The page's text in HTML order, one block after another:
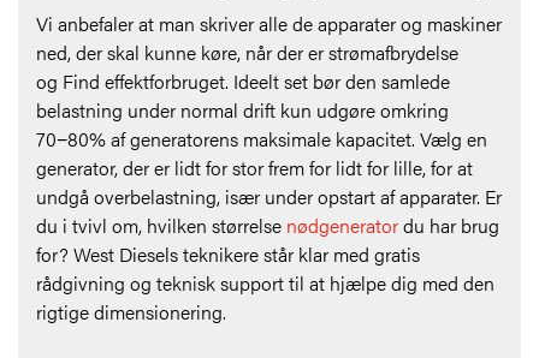
Vi anbefaler at man skriver alle de apparater og maskiner
ned, der skal kunne køre, når der er strømafbrydelse
og Find effektforbruget. Ideelt set bør den samlede
belastning under normal drift kun udgøre omkring
70−80% af generatorens maksimale kapacitet. Vælg en
generator, der er lidt for stor frem for lidt for lille, for at
undgå overbelastning, især under opstart af apparater. Er
du i tvivl om, hvilken størrelse nødgeneratordu har brug
for? West Diesels teknikere står klar med gratis
rådgivning og teknisk support til at hjælpe dig med den
rigtige dimensionering.